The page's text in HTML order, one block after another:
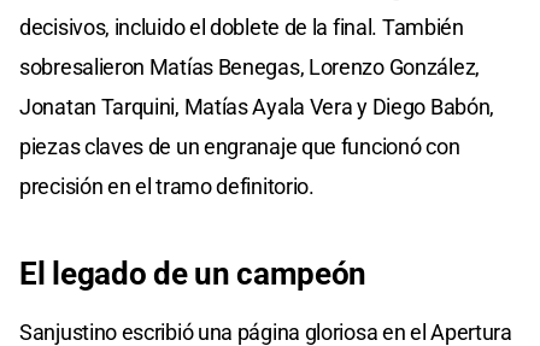
decisivos, incluido el doblete de la final. También
sobresalieron Matías Benegas, Lorenzo González,
Jonatan Tarquini, Matías Ayala Vera y Diego Babón,
piezas claves de un engranaje que funcionó con
precisión en el tramo definitorio.
El legado de un campeón
Sanjustino escribió una página gloriosa en el Apertura